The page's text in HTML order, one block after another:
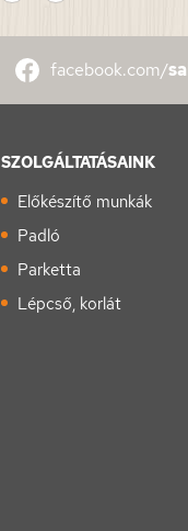
facebook.com/
SZOLGÁLTATÁSAINK
Előkészítő munkák
Padló
Parketta
Lépcső, korlát